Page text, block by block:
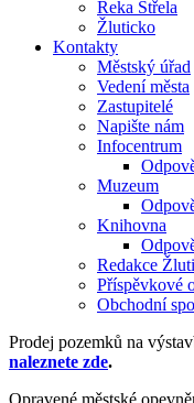
Řeka Střela
Žluticko
Kontakty
Městský úřad
Vedení města
Zastupitelé
Napište nám
Infocentrum
Muzeum
Knihovna
Redakce
Příspěvkové
Obchodní
Prodej pozemků na
naleznete zde.
Opravené městské